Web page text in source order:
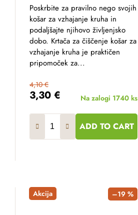
3,30 €
4,10 €
Na zalogi 1740 ks
ADD TO CART
Poskrbite za pravilno nego svojih
košar za vzhajanje kruha in
podaljšajte njihovo življenjsko
dobo. Krtača za čiščenje košar za
vzhajanje kruha je praktičen
pripomoček za...
Akcija –19 %